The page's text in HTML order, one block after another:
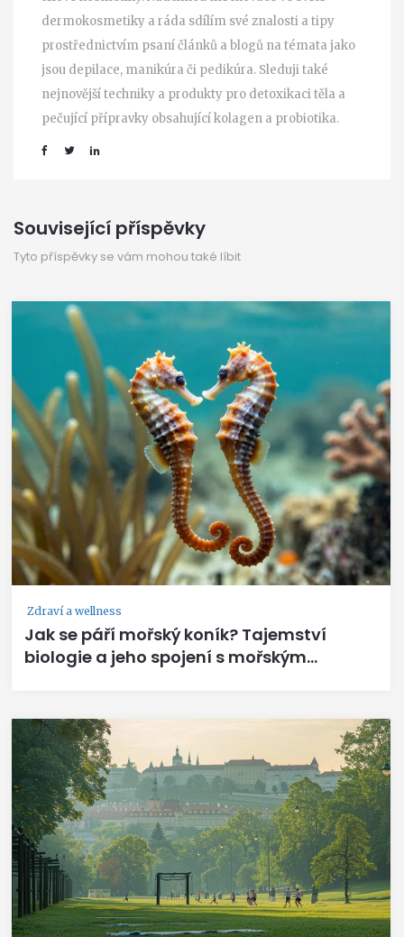
dermokosmetiky a ráda sdílím své znalosti a tipy
prostřednictvím psaní článků a blogů na témata jako
jsou depilace, manikúra či pedikúra. Sleduji také
nejnovější techniky a produkty pro detoxikaci těla a
pečující přípravky obsahující kolagen a probiotika.
Související příspěvky
Tyto příspěvky se vám mohou také líbit
Zdraví a wellness
Jak se páří mořský koník? Tajemství
biologie a jeho spojení s mořským